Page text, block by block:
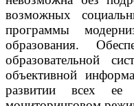
возможных
программы
образования.
образовательной
объективной
развитии всех ее